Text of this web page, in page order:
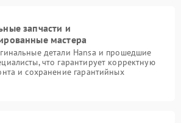
запчасти и
мастера
детали Hansa и прошедшие
что гарантирует корректную
и сохранение гарантийных